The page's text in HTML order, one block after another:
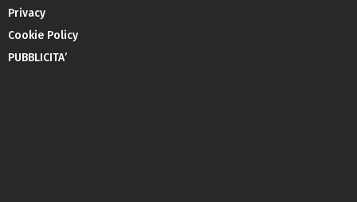
Privacy
Cookie Policy
PUBBLICITA’